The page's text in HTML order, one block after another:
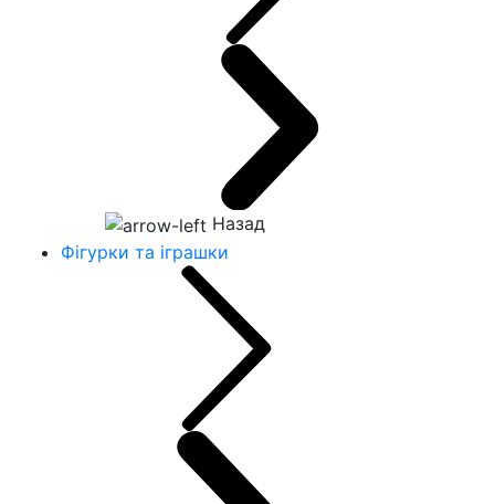
Назад
Фігурки та іграшки